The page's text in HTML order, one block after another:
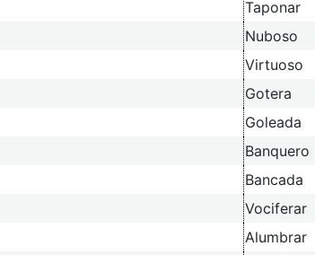
Taponar
Nuboso
Virtuoso
Gotera
Goleada
Banquero
Bancada
Vociferar
Alumbrar